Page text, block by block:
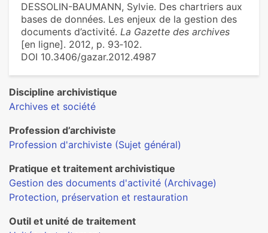
DESSOLIN-BAUMANN, Sylvie. Des chartriers aux
bases de données. Les enjeux de la gestion des
documents d’activité. La Gazette des archives
[en ligne]. 2012, p. 93‑102.
DOI 10.3406/gazar.2012.4987
Discipline archivistique
Archives et société
Profession d’archiviste
Profession d'archiviste (Sujet général)
Pratique et traitement archivistique
Gestion des documents d'activité (Archivage)
Protection, préservation et restauration
Outil et unité de traitement